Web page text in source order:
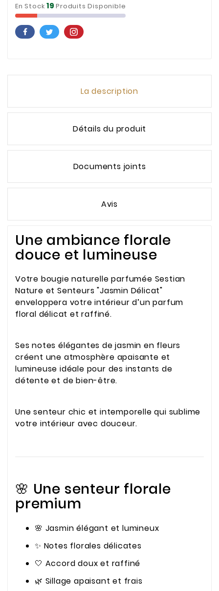
En Stock19Produits Disponible
La description
Détails du produit
Documents joints
Avis
Une ambiance florale
douce et lumineuse
Votre bougie naturelle parfumée Sestian
Nature et Senteurs "Jasmin Délicat"
enveloppera votre intérieur d’un parfum
floral délicat et raffiné.
Ses notes élégantes de jasmin en fleurs
créent une atmosphère apaisante et
lumineuse idéale pour des instants de
détente et de bien-être.
Une senteur chic et intemporelle qui sublime
votre intérieur avec douceur.
🌸 Une senteur florale
premium
🌸 Jasmin élégant et lumineux
✨ Notes florales délicates
🤍 Accord doux et raffiné
🌿 Sillage apaisant et frais